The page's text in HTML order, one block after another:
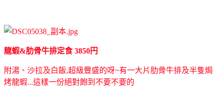
龍蝦&肋骨牛排定食 3850円
附湯、沙拉及白飯,超級豐盛的呀~有一大片肋骨牛排及半隻焗
烤龍蝦...這樣一份絕對飽到不要不要的